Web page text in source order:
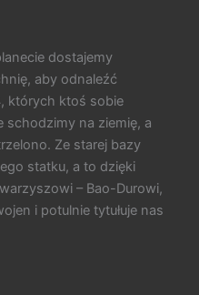
dostajemy
aby odnaleźć
których ktoś sobie
schodzimy na ziemię, a
Ze starej bazy
statku, a to dzięki
– Bao-Durowi,
i potulnie tytułuje nas